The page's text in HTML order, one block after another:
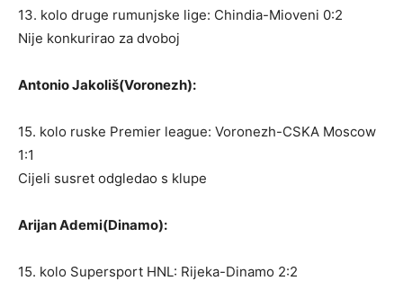
13. kolo druge rumunjske lige: Chindia-Mioveni 0:2
Nije konkurirao za dvoboj
Antonio Jakoliš(Voronezh):
15. kolo ruske Premier league: Voronezh-CSKA Moscow
1:1
Cijeli susret odgledao s klupe
Arijan Ademi(Dinamo):
15. kolo Supersport HNL: Rijeka-Dinamo 2:2